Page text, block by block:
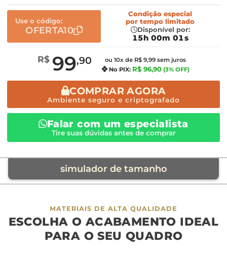
Use o código:
OFERTA10
Condição especial
por tempo limitado
Disponível por:
15h 00m 00s
R$ 99,90
ou 10x de R$ 9,99 sem juros
No PIX: R$ 96,90 (3% OFF)
COMPRAR AGORA
Ambiente seguro e criptografado
Falar com um especialista
Tire suas dúvidas antes de comprar
simulador de tamanho
móvel de referência
sofá cama
MATERIAIS DE ALTA QUALIDADE
ESCOLHA O ACABAMENTO IDEAL
PARA O SEU QUADRO